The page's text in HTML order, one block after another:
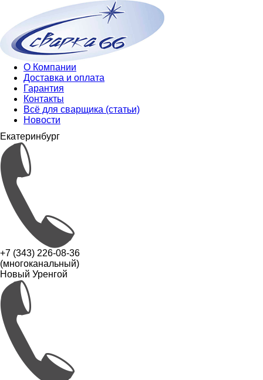
О Компании
Доставка и оплата
Гарантия
Контакты
Всё для сварщика (статьи)
Новости
Екатеринбург
+7 (343) 226-08-36
(многоканальный)
Новый Уренгой